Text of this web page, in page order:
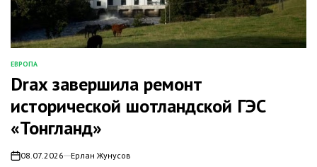
ОПУБЛИКОВАНО
В
ЕВРОПА
Drax завершила ремонт
исторической шотландской ГЭС
«Тонгланд»
on08.07.2026 Ерлан Жунусов